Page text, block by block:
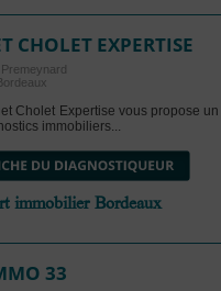
CHOLET EXPERTISE
Cholet Expertise vous propose
immobiliers...
immobilier Bordeaux
33